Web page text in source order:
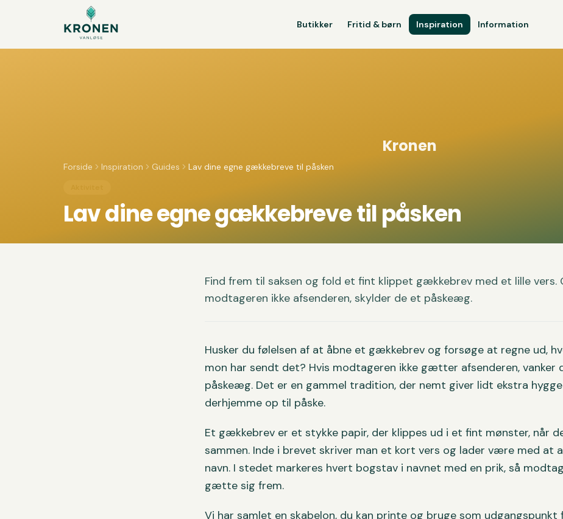
Butikker Fritid & børn Inspiration Information
Kronen
Forside Inspiration Guides Lav dine egne gækkebreve til påsken
Lav dine egne gækkebreve til påsken
Find frem til saksen og fold et fint klippet gækkebrev med et lille
modtageren ikke afsenderen, skylder de et påskeæg.
Husker du følelsen af at åbne et gækkebrev og forsøge at regne ud,
mon har sendt det? Hvis modtageren ikke gætter afsenderen, vanker
påskeæg. Det er en gammel tradition, der nemt giver lidt ekstra hygge
derhjemme op til påske.
Et gækkebrev er et stykke papir, der klippes ud i et fint mønster, når
sammen. Inde i brevet skriver man et kort vers og lader være med at
navn. I stedet markeres hvert bogstav i navnet med en prik, så
gætte sig frem.
Vi har samlet en skabelon, du kan printe og bruge som udgangspunkt